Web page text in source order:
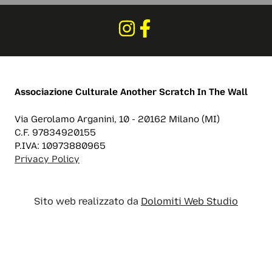
Associazione Culturale Another Scratch In The Wall
Via Gerolamo Arganini, 10 - 20162 Milano (MI)
C.F. 97834920155
P.IVA: 10973880965
Privacy Policy
Sito web realizzato da Dolomiti Web Studio